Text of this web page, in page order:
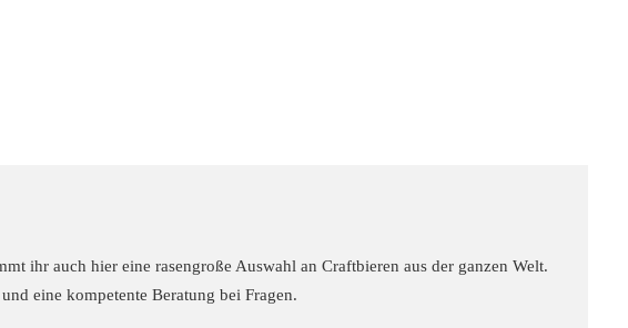
ihr auch hier eine rasengroße Auswahl an Craftbieren aus der ganzen Welt.
eine kompetente Beratung bei Fragen.